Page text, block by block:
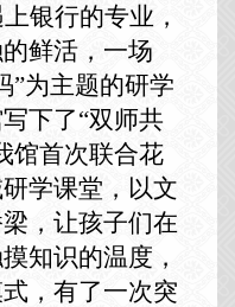
银行的专业，
鲜活，一场
”为主题的研学
下了“双师共
馆首次联合花
学课堂，以文
，让孩子们在
知识的温度，
，有了一次突